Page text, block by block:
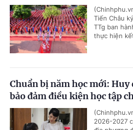
Tiến Châu
TTg ban
thực hiện
Chuẩn bị năm học mới:
bảo đảm điều kiện học tập
2026-2027